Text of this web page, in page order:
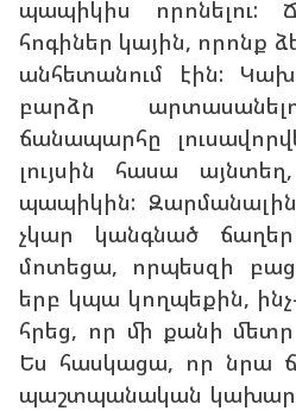
պապիկիս որոնելու:
հոգիներ կային, որոնք
անհետանում էին:
բարձր
ճանապարհը
լույսին հասա
պապիկին:
չկար կանգնած
մոտեցա, որպեսզի
երբ կպա կողպեքին,
հրեց, որ մի քանի
Ես հասկացա, որ նրա
պաշտպանական